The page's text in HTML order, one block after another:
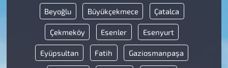
Beyoğlu Büyükçekmece Çatalca
Çekmeköy Esenler Esenyurt
Eyüpsultan Fatih Gaziosmanpaşa